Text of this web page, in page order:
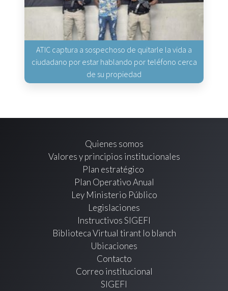
ATIC captura a sospechoso de quitarle la vida a
ciudadano por estar hablando por teléfono cerca
de su propiedad
Quienes somos
Valores y principios institucionales
Plan estratégico
Plan Operativo Anual
Ley Ministerio Público
Legislaciones
Instructivos SIGEFI
Biblioteca Virtual tirant lo blanch
Ubicaciones
Contacto
Correo institucional
SIGEFI